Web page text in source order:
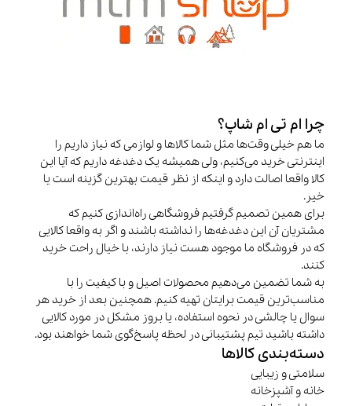
چرا ام تی ام شاپ؟
ما هم خیلی وقت‌ها مثل شما کالاها و لوازمی که نیاز داریم را
اینترنتی خرید می‌کنیم، ولی همیشه یک دغدغه داریم که آیا این
کالا واقعا اصالت دارد و اینکه از نظر قیمت بهترین گزینه است یا
خیر.
برای همین تصمیم گرفتیم فروشگاهی راه‌اندازی کنیم که
مشتریان آن این دغدغه‌ها را نداشته باشند و اگر به واقعا کالایی
که در فروشگاه ما موجود هست نیاز دارند، با خیال راحت خرید
کنند.
به شما تضمین می‌دهیم محصولات اصیل و با کیفیت را با
مناسب‌ترین قیمت برایتان تهیه کنیم. همچنین بعد از خرید هر
سوال یا چالشی در نحوه استفاده، یا بروز مشکل در مورد کالایی
داشته باشید تیم پشتیبانی در لحظه پاسخ‌گوی شما خواهند بود.
دسته‌بندی کالاها
سلامتی و زیبایی
خانه و آشپزخانه